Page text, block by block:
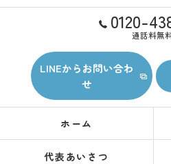
0120-
通話料無
LINEからお問い合わ
せ
ホーム
代表あいさつ